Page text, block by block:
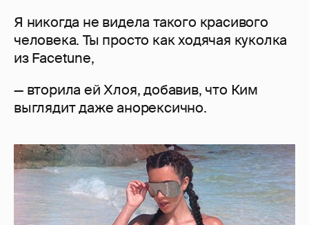
Я никогда не видела такого красивого
человека. Ты просто как ходячая куколка
из Facetune,
— вторила ей Хлоя, добавив, что Ким
выглядит даже анорексично.